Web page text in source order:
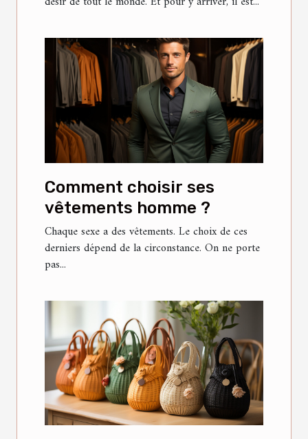
Comment choisir ses
vêtements homme ?
Chaque sexe a des vêtements. Le choix de ces
derniers dépend de la circonstance. On ne porte
pas...